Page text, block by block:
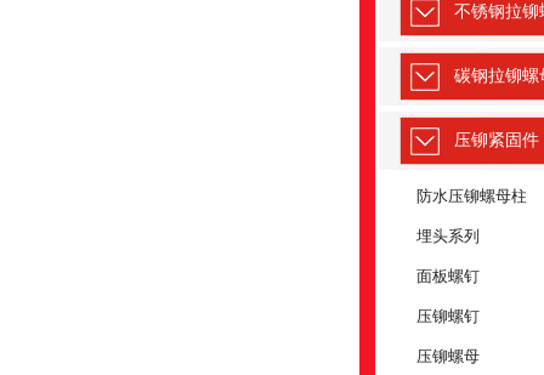
不锈钢拉铆
碳钢拉铆螺
压铆紧固件
防水压铆螺母柱
埋头系列
面板螺钉
压铆螺钉
压铆螺母
不锈钢压铆螺母规
2022-07-23
螺帽也叫做螺母,通常螺帽
六角螺帽,有圆螺帽,方型
帽的一些规范仍是对比清
2025-12-29
在工业制造、建筑装饰、
质量与安全的关键所在。